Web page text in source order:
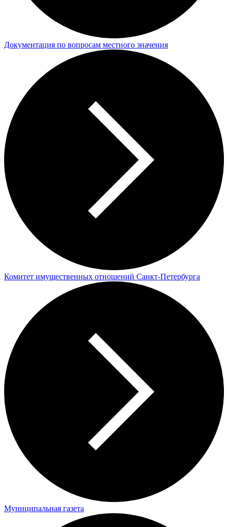
Документация по вопросам местного значения
Комитет имущественных отношений Санкт-Петербурга
Муниципальная газета